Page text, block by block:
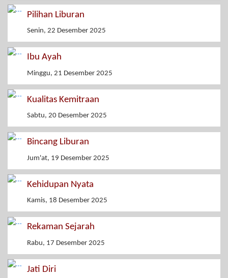
Pilihan Liburan
Senin, 22 Desember 2025
Ibu Ayah
Minggu, 21 Desember 2025
Kualitas Kemitraan
Sabtu, 20 Desember 2025
Bincang Liburan
Jum'at, 19 Desember 2025
Kehidupan Nyata
Kamis, 18 Desember 2025
Rekaman Sejarah
Rabu, 17 Desember 2025
Jati Diri